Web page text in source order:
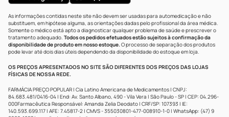
As informações contidas neste site não devem ser usadas para automedicação e não
substituem, em hipótese alguma, as orientações dadas pelo profissional da área médica.
Somente o médico está apto a diagnosticar qualquer problema de saúde e prescrever o
tratamento adequado. Todos os pedidos efetuados estão sujeitos à confirmação da
disponibilidade de produto em nosso estoque.O processo de separação dos produtos
pode levar até dois dias úteis dependendo da disponibilidade do estoque em loja.
OS PREÇOS APRESENTADOS NO SITE SÃO DIFERENTES DOS PREÇOS DAS LOJAS
FÍSICAS DE NOSSA REDE.
FARMÁCIA PREÇO POPULAR | Cia Latino Americana de Medicamentos | CNPJ:
84.683.481/0416-04 | End: Av. Santo Albano, 490 - Vila Vera | São Paulo - SP | CEP: 04.296-
000Farmacêutica Responsável: Amanda Zelia Deodato | CRF/SP: 107393 | IE:
140.593.699.117 | AFE: 7.45817-2 | CMVS - 355030801-477-008910-1-0 | WhatsApp: (47) 9